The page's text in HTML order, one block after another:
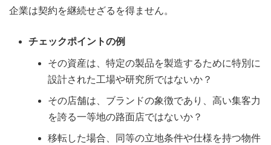
企業は契約を継続せざるを得ません。
チェックポイントの例
その資産は、特定の製品を製造するために特別に
設計された工場や研究所ではないか？
その店舗は、ブランドの象徴であり、高い集客力
を誇る一等地の路面店ではないか？
移転した場合、同等の立地条件や仕様を持つ物件